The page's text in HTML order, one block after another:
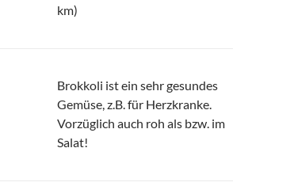
km)
Brokkoli ist ein sehr gesundes
Gemüse, z.B. für Herzkranke.
Vorzüglich auch roh als bzw. im
Salat!